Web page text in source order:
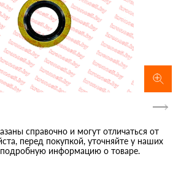
справочно и могут отличаться от
перед покупкой, уточняйте у наших
информацию о товаре.